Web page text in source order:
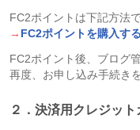
FC2ポイントは下記方法
→ FC2ポイントを購入する
FC2ポイント後、ブログ
再度、お申し込み手続き
２．決済用クレジッ